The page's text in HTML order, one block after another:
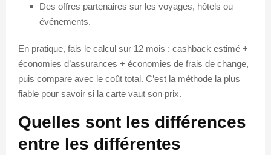
Des offres partenaires sur les voyages, hôtels ou
événements.
En pratique, fais le calcul sur 12 mois : cashback estimé +
économies d’assurances + économies de frais de change,
puis compare avec le coût total. C’est la méthode la plus
fiable pour savoir si la carte vaut son prix.
Quelles sont les différences
entre les différentes